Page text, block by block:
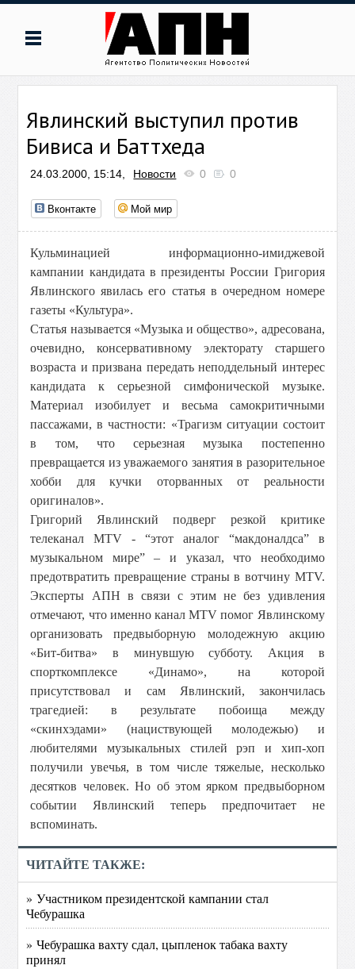
Явлинский выступил против
Бивиса и Баттхеда
24.03.2000, 15:14, Новости 0 0
Вконтакте Мой мир
Кульминацией информационно-имиджевой
кампании кандидата в президенты России Григория
Явлинского явилась его статья в очередном номере
газеты «Культура».
Статья называется «Музыка и общество», адресована,
очевидно, консервативному электорату старшего
возраста и призвана передать неподдельный интерес
кандидата к серьезной симфонической музыке.
Материал изобилует и весьма самокритичными
пассажами, в частности: «Трагизм ситуации состоит
в том, что серьезная музыка постепенно
превращается из уважаемого занятия в разорительное
хобби для кучки оторванных от реальности
оригиналов».
Григорий Явлинский подверг резкой критике
телеканал MTV - “этот аналог “макдоналдса” в
музыкальном мире” – и указал, что необходимо
предотвратить превращение страны в вотчину MTV.
Эксперты АПН в связи с этим не без удивления
отмечают, что именно канал MTV помог Явлинскому
организовать предвыборную молодежную акцию
«Бит-битва» в минувшую субботу. Акция в
спорткомплексе «Динамо», на которой
присутствовал и сам Явлинский, закончилась
трагедией: в результате побоища между
«скинхэдами» (нациствующей молодежью) и
любителями музыкальных стилей рэп и хип-хоп
получили увечья, в том числе тяжелые, несколько
десятков человек. Но об этом ярком предвыборном
событии Явлинский теперь предпочитает не
вспоминать.
ЧИТАЙТЕ ТАКЖЕ:
» Участником президентской кампании стал
Чебурашка
» Чебурашка вахту сдал, цыпленок табака вахту
принял